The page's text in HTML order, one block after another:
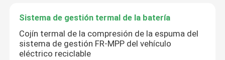
Sistema de gestión termal de la batería
Cojín termal de la compresión de la espuma del
sistema de gestión FR-MPP del vehículo
eléctrico reciclable